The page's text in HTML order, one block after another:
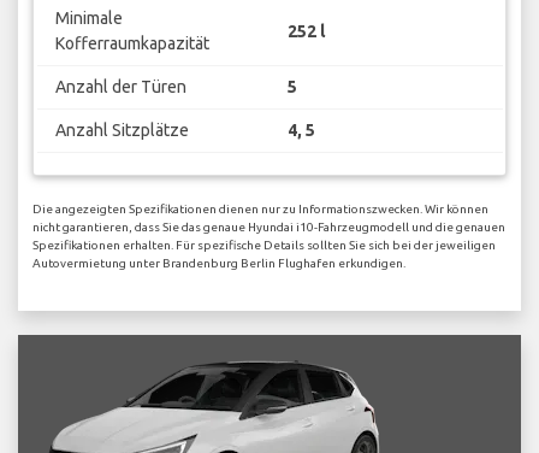
Minimale
Kofferraumkapazität
252 l
Anzahl der Türen 5
Anzahl Sitzplätze 4, 5
Die angezeigten Spezifikationen dienen nur zu Informationszwecken. Wir können
nicht garantieren, dass Sie das genaue Hyundai i10-Fahrzeugmodell und die genauen
Spezifikationen erhalten. Für spezifische Details sollten Sie sich bei der jeweiligen
Autovermietung unter Brandenburg Berlin Flughafen erkundigen.